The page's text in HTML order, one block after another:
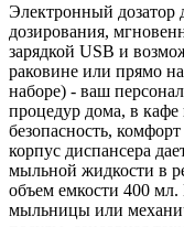
Электронный
дозирования,
зарядкой USB и
раковине или прямо
наборе) - ваш
процедур дома, в
безопасность,
корпус диспансера
мыльной жидкости в
объем емкости 400
мыльницы или